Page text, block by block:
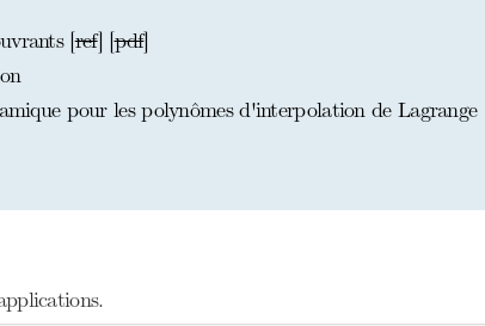
[ref] [pdf]
pour les polynômes d'interpolation de Lagrange